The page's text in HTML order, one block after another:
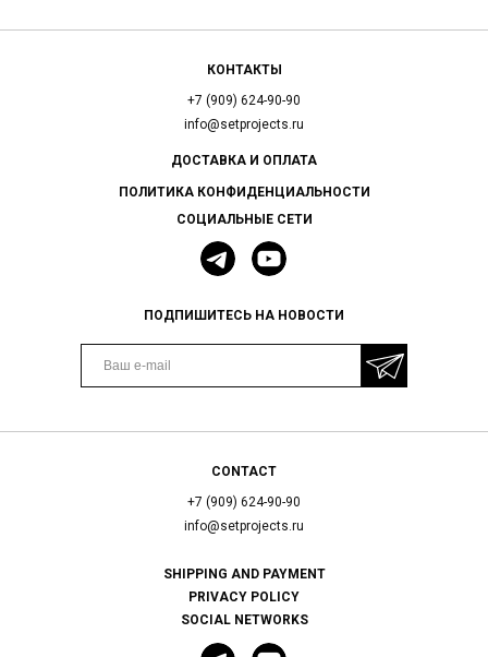
КОНТАКТЫ
+7 (909) 624-90-90
info@setprojects.ru
СОЦИАЛЬНЫЕ СЕТИ
ПОДПИШИТЕСЬ НА НОВОСТИ
ДОСТАВКА И ОПЛАТА
ПОЛИТИКА КОНФИДЕНЦИАЛЬНОСТИ
CONTACT
+7 (909) 624-90-90
info@setprojects.ru
SOCIAL NETWORKS
SHIPPING AND PAYMENT
PRIVACY POLICY